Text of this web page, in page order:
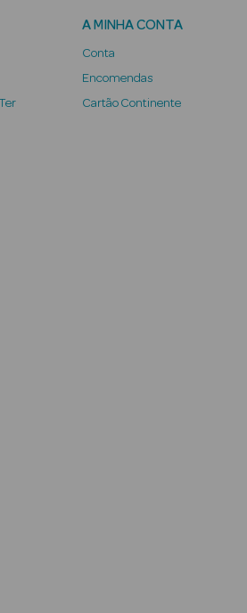
A MINHA CONTA
Conta
Encomendas
Cartão Continente